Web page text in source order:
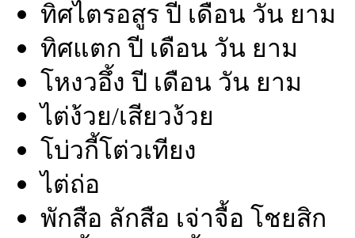
ทิศไตรอสูร ปี เดือน วัน ยาม
ทิศแตก ปี เดือน วัน ยาม
โหงวอึ้ง ปี เดือน วัน ยาม
ไต่ง้วย/เสียวง้วย
โบ่วกี้โต่วเทียง
ไต่ถ่อ
พักสือ ลักสือ เจ่าจื้อ โชยสิก